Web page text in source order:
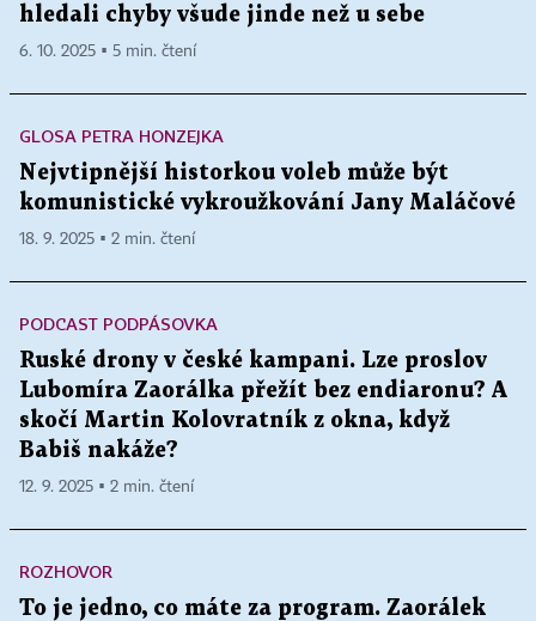
hledali chyby všude jinde než u sebe
6. 10. 2025 ▪ 5 min. čtení
GLOSA PETRA HONZEJKA
Nejvtipnější historkou voleb může být
komunistické vykroužkování Jany Maláčové
18. 9. 2025 ▪ 2 min. čtení
PODCAST PODPÁSOVKA
Ruské drony v české kampani. Lze proslov
Lubomíra Zaorálka přežít bez endiaronu? A
skočí Martin Kolovratník z okna, když
Babiš nakáže?
12. 9. 2025 ▪ 2 min. čtení
ROZHOVOR
To je jedno, co máte za program. Zaorálek